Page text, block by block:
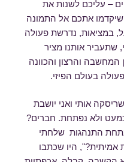
– עליכם לשנות את
אתכם אל התמונה
במציאות, נדרשת פעולה
שתעביר אותנו מציר
המחשבה והרצון והכוונה
בעולם הפיזי.
אותי ואני יושבת
ולא נפתחת. חברים?
התנהגות שלחתי
אמיתית?", היו שכתבו